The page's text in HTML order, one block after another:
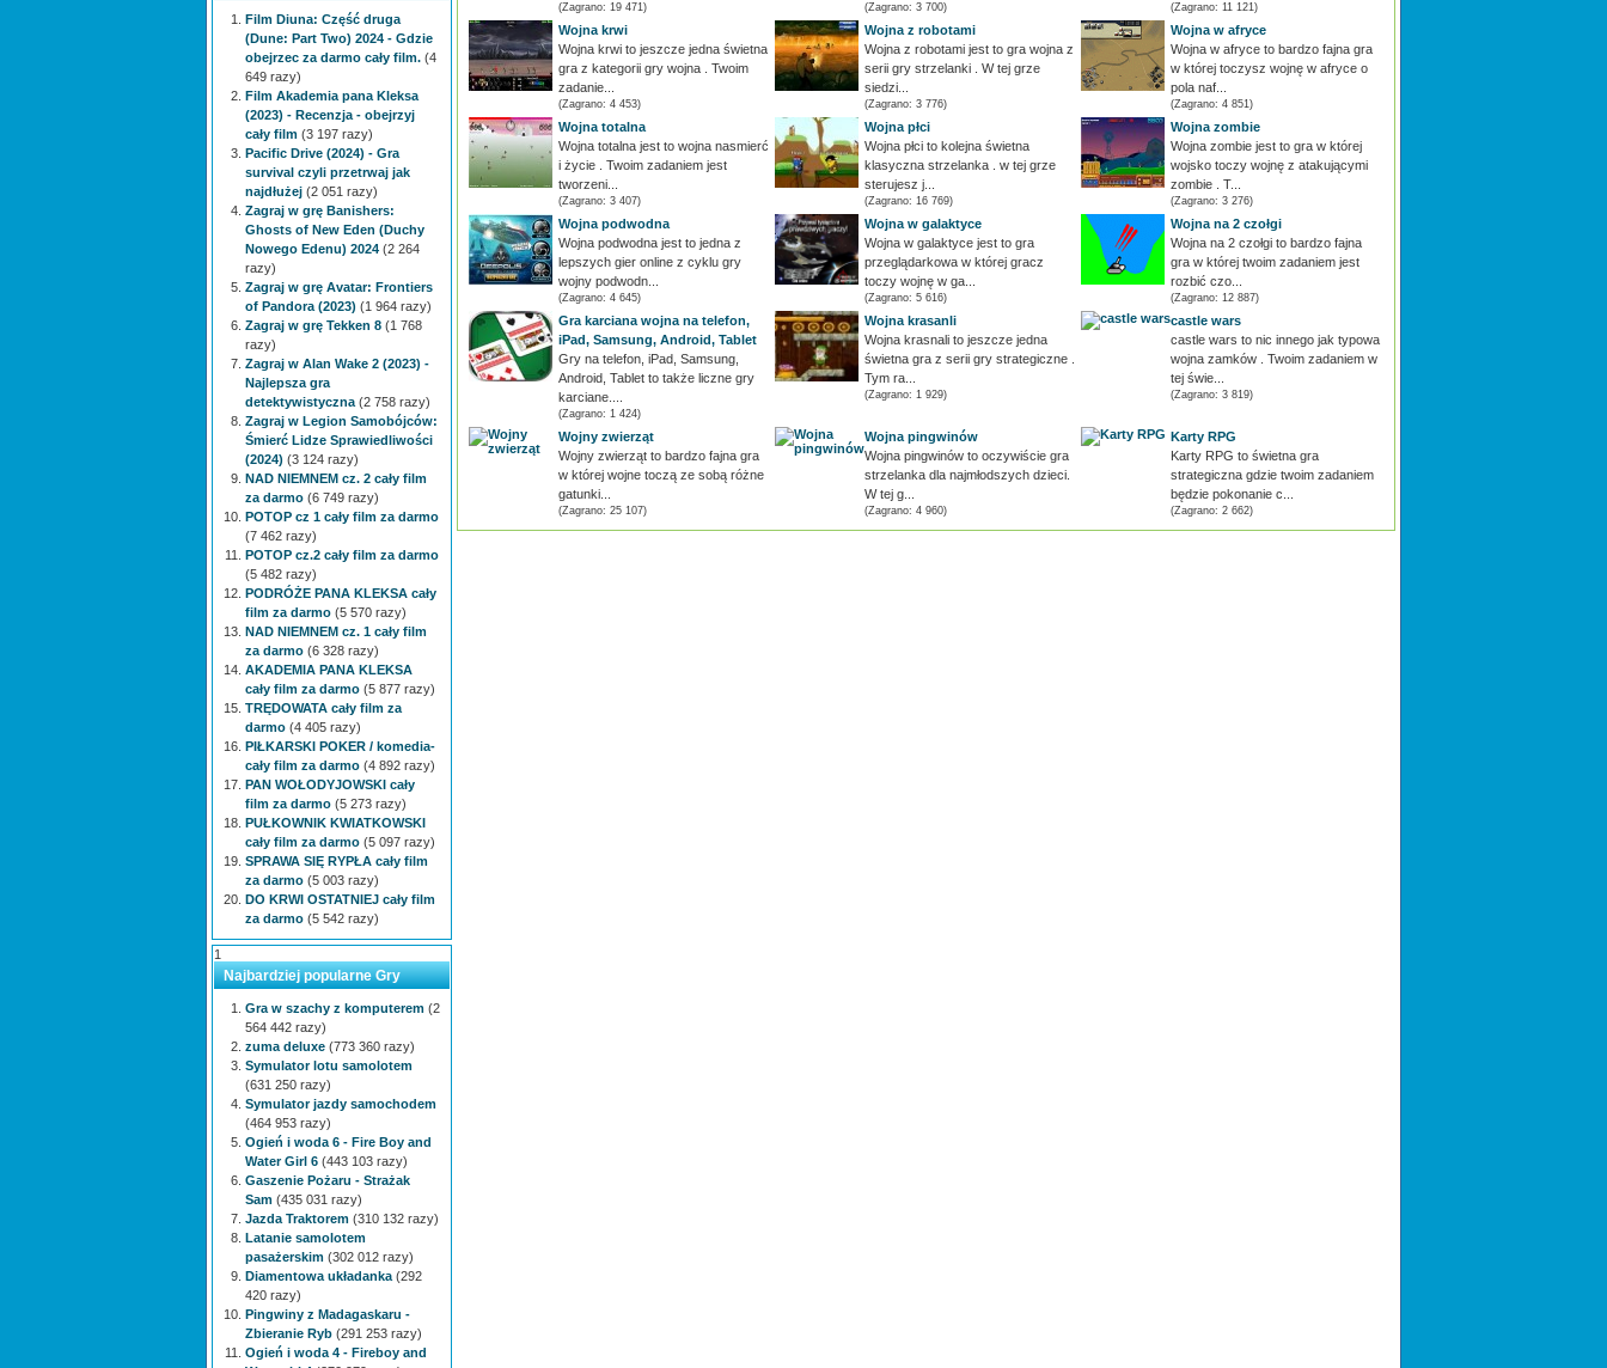
(Zagrano: 19 471) (Zagrano: 3 700) (Zagrano: 11 121)
Wojna krwi
Wojna krwi to jeszcze jedna świetna
gra z kategorii gry wojna . Twoim
zadanie...
(Zagrano: 4 453)
Wojna z robotami
Wojna z robotami jest to gra wojna z
serii gry strzelanki . W tej grze
siedzi...
(Zagrano: 3 776)
Wojna w afryce
Wojna w afryce to bardzo fajna gra
w której toczysz wojnę w afryce o
pola naf...
(Zagrano: 4 851)
Wojna totalna
Wojna totalna jest to wojna nasmierć
i życie . Twoim zadaniem jest
tworzeni...
(Zagrano: 3 407)
Wojna płci
Wojna płci to kolejna świetna
klasyczna strzelanka . w tej grze
sterujesz j...
(Zagrano: 16 769)
Wojna zombie
Wojna zombie jest to gra w której
wojsko toczy wojnę z atakującymi
zombie . T...
(Zagrano: 3 276)
Wojna podwodna
Wojna podwodna jest to jedna z
lepszych gier online z cyklu gry
wojny podwodn...
(Zagrano: 4 645)
Wojna w galaktyce
Wojna w galaktyce jest to gra
przeglądarkowa w której gracz
toczy wojnę w ga...
(Zagrano: 5 616)
Wojna na 2 czołgi
Wojna na 2 czołgi to bardzo fajna
gra w której twoim zadaniem jest
rozbić czo...
(Zagrano: 12 887)
Gra karciana wojna na telefon,
iPad, Samsung, Android, Tablet
Gry na telefon, iPad, Samsung,
Android, Tablet to także liczne gry
karciane....
(Zagrano: 1 424)
Wojna krasanli
Wojna krasnali to jeszcze jedna
świetna gra z serii gry strategiczne .
Tym ra...
(Zagrano: 1 929)
castle wars
castle wars to nic innego jak typowa
wojna zamków . Twoim zadaniem w
tej świe...
(Zagrano: 3 819)
Wojny zwierząt
Wojny zwierząt to bardzo fajna gra
w której wojne toczą ze sobą różne
gatunki...
(Zagrano: 25 107)
Wojna pingwinów
Wojna pingwinów to oczywiście gra
strzelanka dla najmłodszych dzieci.
W tej g...
(Zagrano: 4 960)
Karty RPG
Karty RPG to świetna gra
strategiczna gdzie twoim zadaniem
będzie pokonanie c...
(Zagrano: 2 662)
Film Diuna: Część druga
(Dune: Part Two) 2024 - Gdzie
obejrzec za darmo cały film. (4
649 razy)
Film Akademia pana Kleksa
(2023) - Recenzja - obejrzyj
cały film (3 197 razy)
Pacific Drive (2024) - Gra
survival czyli przetrwaj jak
najdłużej (2 051 razy)
Zagraj w grę Banishers:
Ghosts of New Eden (Duchy
Nowego Edenu) 2024 (2 264
razy)
Zagraj w grę Avatar: Frontiers
of Pandora (2023) (1 964 razy)
Zagraj w grę Tekken 8 (1 768
razy)
Zagraj w Alan Wake 2 (2023) -
Najlepsza gra
detektywistyczna (2 758 razy)
Zagraj w Legion Samobójców:
Śmierć Lidze Sprawiedliwości
(2024) (3 124 razy)
NAD NIEMNEM cz. 2 cały film
za darmo (6 749 razy)
POTOP cz 1 cały film za darmo
(7 462 razy)
POTOP cz.2 cały film za darmo
(5 482 razy)
PODRÓŻE PANA KLEKSA cały
film za darmo (5 570 razy)
NAD NIEMNEM cz. 1 cały film
za darmo (6 328 razy)
AKADEMIA PANA KLEKSA
cały film za darmo (5 877 razy)
TRĘDOWATA cały film za
darmo (4 405 razy)
PIŁKARSKI POKER / komedia-
cały film za darmo (4 892 razy)
PAN WOŁODYJOWSKI cały
film za darmo (5 273 razy)
PUŁKOWNIK KWIATKOWSKI
cały film za darmo (5 097 razy)
SPRAWA SIĘ RYPŁA cały film
za darmo (5 003 razy)
DO KRWI OSTATNIEJ cały film
za darmo (5 542 razy)
1
Najbardziej popularne Gry
Gra w szachy z komputerem (2
564 442 razy)
zuma deluxe (773 360 razy)
Symulator lotu samolotem
(631 250 razy)
Symulator jazdy samochodem
(464 953 razy)
Ogień i woda 6 - Fire Boy and
Water Girl 6 (443 103 razy)
Gaszenie Pożaru - Strażak
Sam (435 031 razy)
Jazda Traktorem (310 132 razy)
Latanie samolotem
pasażerskim (302 012 razy)
Diamentowa układanka (292
420 razy)
Pingwiny z Madagaskaru -
Zbieranie Ryb (291 253 razy)
Ogień i woda 4 - Fireboy and